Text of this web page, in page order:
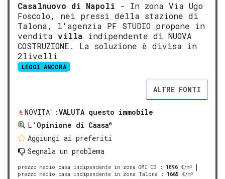
Casalnuovo di Napoli - In zona Via Ugo
Foscolo, nei pressi della stazione di
Talona, l'agenzia PF STUDIO propone in
vendita villa indipendente di NUOVA
COSTRUZIONE. La soluzione è divisa in
2livelli
LEGGI ANCORA
ALTRE FONTI
NOVITA':VALUTA questo immobile
L' Opinione di Caasa®
Aggiungi ai preferiti
Segnala un problema
prezzo medio casa indipendente in zona OMI C3 : 1896 €/m²
prezzo medio casa indipendente in zona Talona : 1665 €/m²